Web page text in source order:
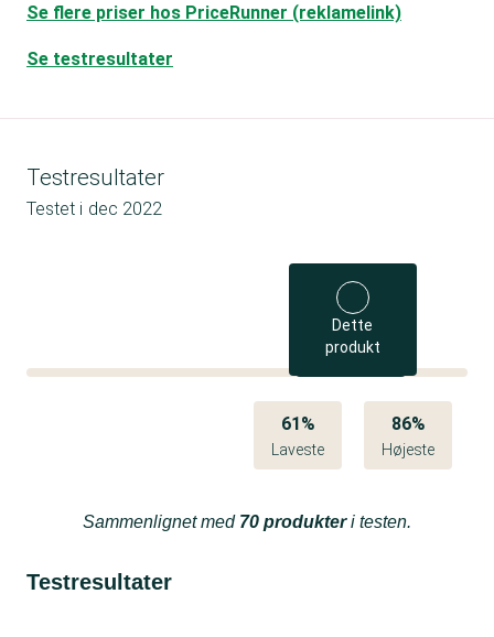
Se flere priser hos PriceRunner (reklamelink)
Se testresultater
Testresultater
Testet i dec 2022
Dette
produkt
61%
Laveste
86%
Højeste
Sammenlignet med 70 produkteri testen.
Testresultater